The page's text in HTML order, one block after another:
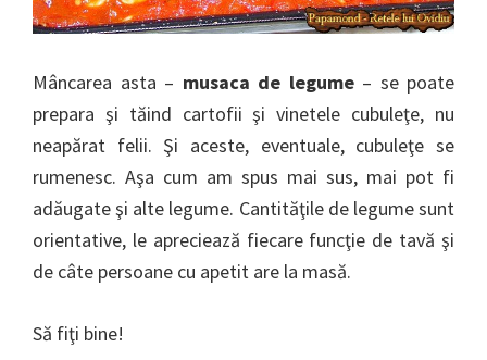
Mâncarea asta – musaca de legume– se poate
prepara şi tăind cartofii şi vinetele cubuleţe, nu
neapărat felii. Şi aceste, eventuale, cubuleţe se
rumenesc. Aşa cum am spus mai sus, mai pot fi
adăugate şi alte legume. Cantităţile de legume sunt
orientative, le apreciează fiecare funcţie de tavă şi
de câte persoane cu apetit are la masă.
Să fiţi bine!